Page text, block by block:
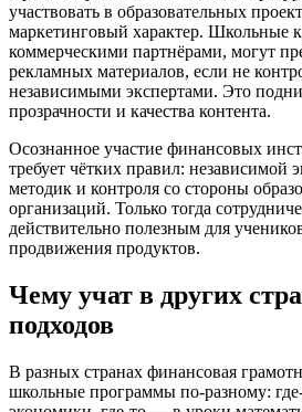
участвовать в образовательных
маркетинговый характер. Школьные
коммерческими партнёрами, могут
рекламных материалов, если не
независимыми экспертами. Это
прозрачности и качества контента.
Осознанное участие финансовых
требует чётких правил: независимой
методик и контроля со стороны
организаций. Только тогда
действительно полезным для
продвижения продуктов.
Чему учат в других
подходов
В разных странах финансовая
школьные программы по-разному: